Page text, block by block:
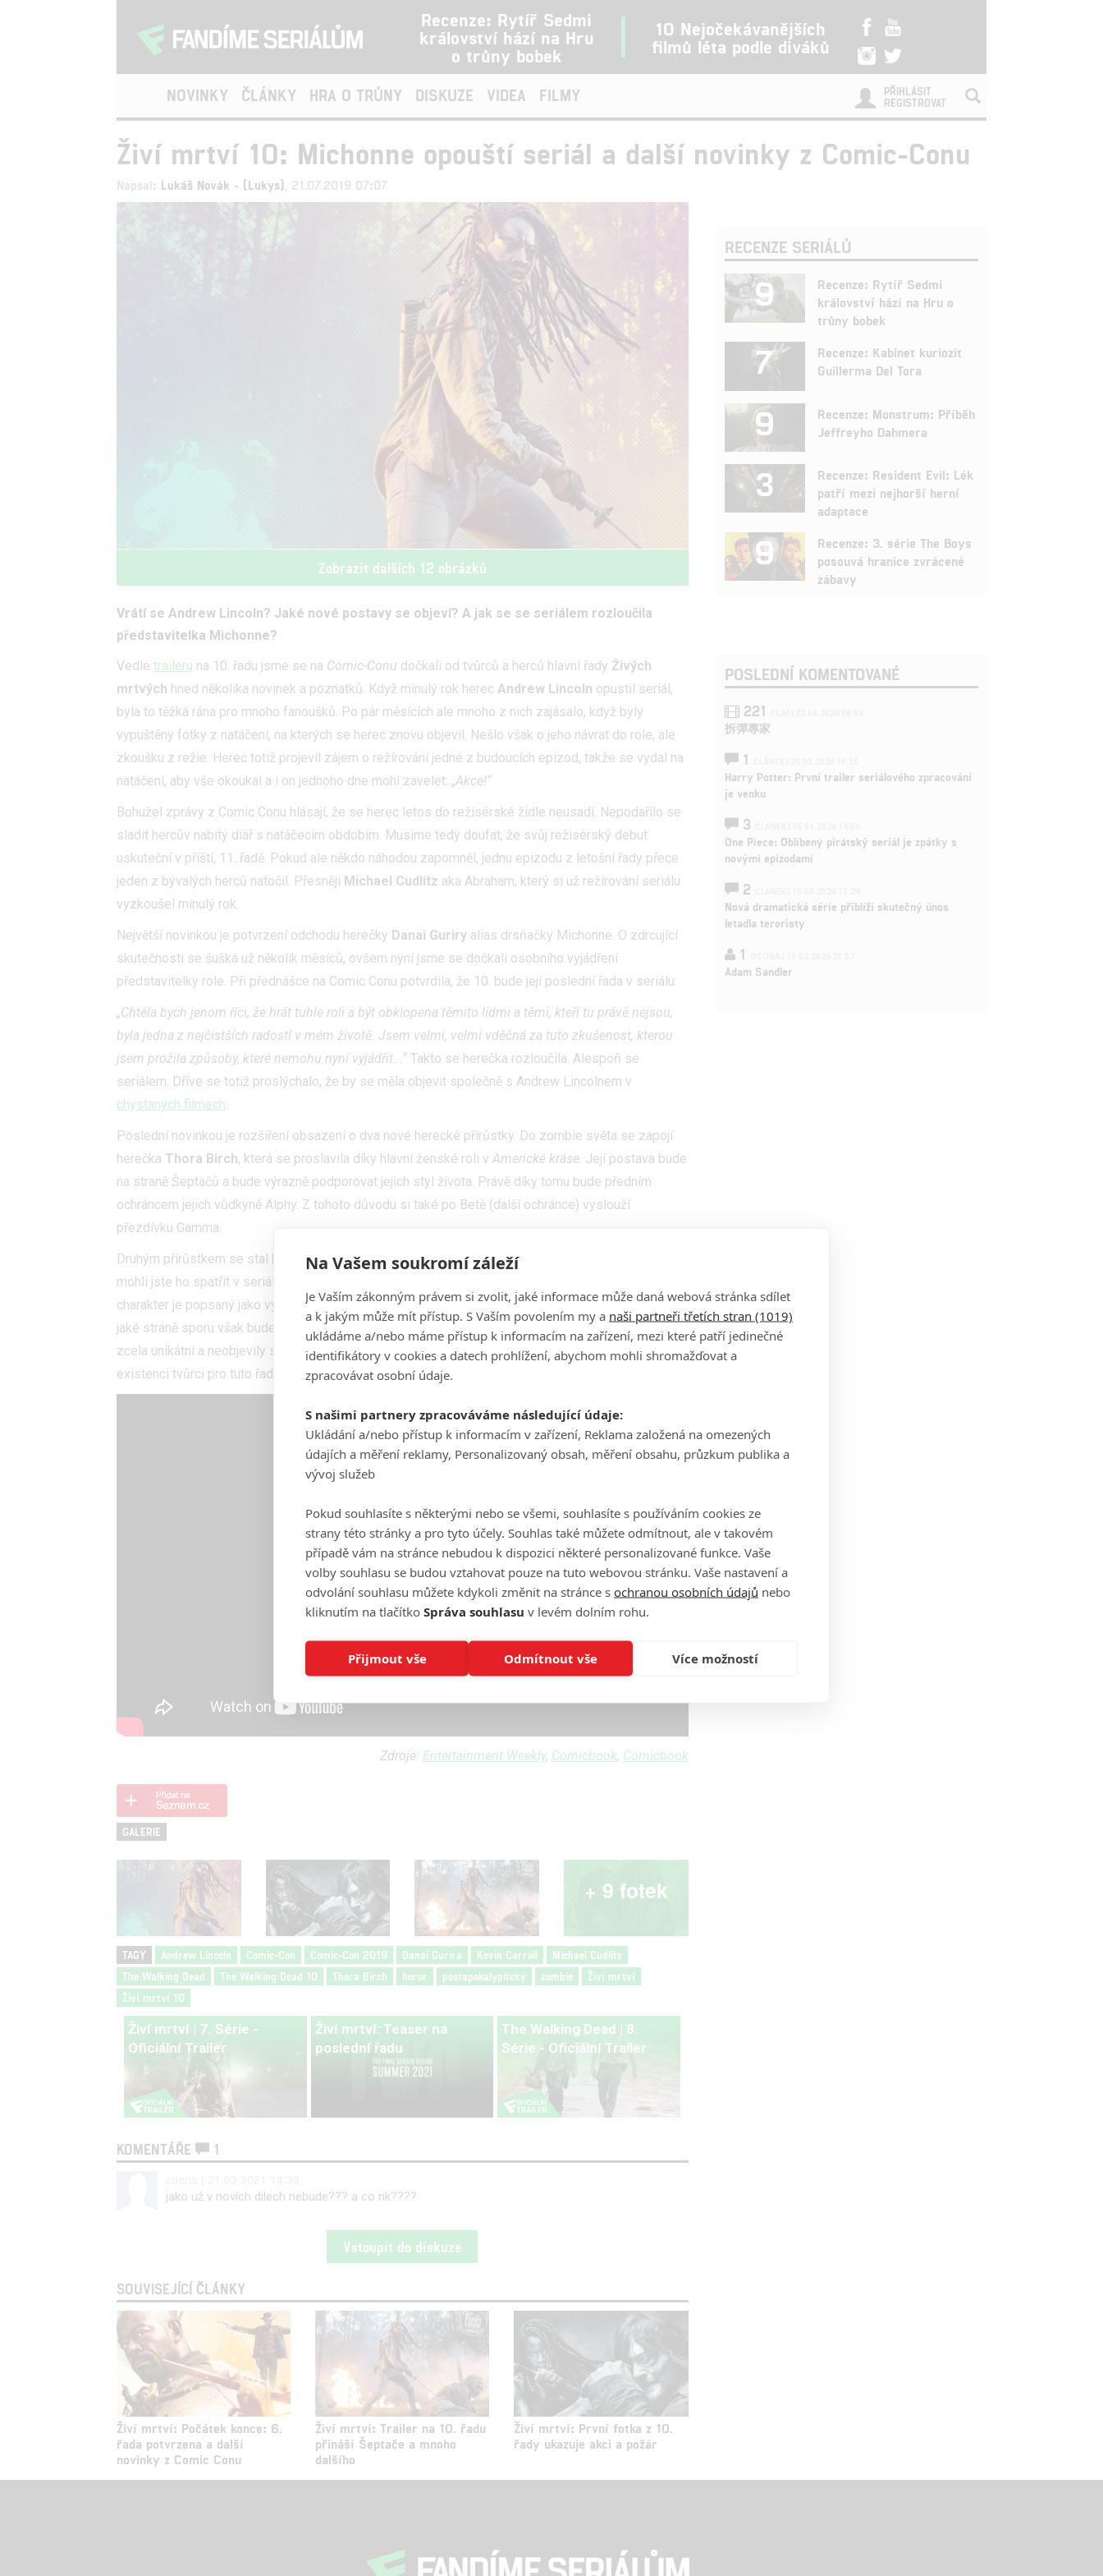
Recenze: Rytíř Sedmi
království hází na Hru
o trůny bobek
10 Nejočekávanějších
filmů léta podle diváků
NOVINKY ČLÁNKY HRA O TRŮNY DISKUZE VIDEA FILMY
PŘIHLÁSIT
REGISTROVAT
Živí mrtví 10: Michonne opouští seriál a další novinky z Comic-Conu
Napsal: Lukáš Novák - (Lukys) , 21.07.2019 07:07
Zobrazit dalších 12 obrázků
Vrátí se Andrew Lincoln? Jaké nové postavy se objeví? A jak se se seriálem rozloučila
představitelka Michonne?
Vedle traileru na 10. řadu jsme se na Comic-Conu dočkali od tvůrců a herců hlavní řady Živých
mrtvých hned několika novinek a poznatků. Když minulý rok herec Andrew Lincoln opustil seriál,
byla to těžká rána pro mnoho fanoušků. Po pár měsících ale mnoho z nich zajásalo, když byly
vypuštěny fotky z natáčení, na kterých se herec znovu objevil. Nešlo však o jeho návrat do role, ale
zkoušku z režie. Herec totiž projevil zájem o režírování jedné z budoucích epizod, takže se vydal na
natáčení, aby vše okoukal a i on jednoho dne mohl zavelet: „Akce!“
Bohužel zprávy z Comic Conu hlásají, že se herec letos do režisérské židle neusadí. Nepodařilo se
sladit hercův nabitý diář s natáčecím obdobím. Musíme tedy doufat, že svůj režisérský debut
uskuteční v příští, 11. řadě. Pokud ale někdo náhodou zapomněl, jednu epizodu z letošní řady přece
jeden z bývalých herců natočil. Přesněji Michael Cudlitz aka Abraham, který si už režírování seriálu
vyzkoušel minulý rok.
Největší novinkou je potvrzení odchodu herečky Danai Guriry alias drsňačky Michonne. O zdrcující
skutečnosti se šušká už několik měsíců, ovšem nyní jsme se dočkali osobního vyjádření
představitelky role. Při přednášce na Comic Conu potvrdila, že 10. bude její poslední řada v seriálu:
„Chtěla bych jenom říci, že hrát tuhle roli a být obklopena těmito lidmi a těmi, kteří tu právě nejsou,
byla jedna z nejčistších radostí v mém životě. Jsem velmi, velmi vděčná za tuto zkušenost, kterou
jsem prožila způsoby, které nemohu nyní vyjádřit...“ Takto se herečka rozloučila. Alespoň se
seriálem. Dříve se totiž proslýchalo, že by se měla objevit společně s Andrew Lincolnem v
chystaných filmech.
Poslední novinkou je rozšíření obsazení o dva nové herecké přírůstky. Do zombie světa se zapojí
herečka Thora Birch, která se proslavila díky hlavní ženské roli v Americké kráse. Její postava bude
na straně Šeptačů a bude výrazně podporovat jejich styl života. Právě díky tomu bude předním
ochráncem jejich vůdkyně Alphy. Z tohoto důvodu si také po Betě (další ochránce) vyslouží
přezdívku Gamma.
Druhým přírůstkem se stal herecKevin Carroll . Ten už se tolik nabitou kariérou pyšnit nemůže, ale
mohli jste ho spatřit v seriálech
charakter je popsaný jako vynalézavý přeživší apokalypsy, který se zoufale snaží vrátit domů. Na
jaké straně sporu však bude stát, to nevíme. Můžeme ale potvrdit, že obě popsané postavy jsou
zcela unikátní a neobjevily se v komiksové předloze. Bude tedy zajímavé sledovat, proč si jejich
existenci tvůrci pro tuto řadu vymysleli.
Zdroje: Entertainment Weekly, Comicbook, Comicbook
GALERIE
+ 9 fotek
TAGY Andrew Lincoln Comic-Con Comic-Con 2019 Danai Gurira Kevin Carroll
Michael Cudlitz
The Walking Dead
The Walking Dead 10 Thora Birch horor postapokalypitcký zombie
Živí mrtví
Živí mrtví 10
Živí mrtví | 7. Série -
Oficiální Trailer
Živí mrtví: Teaser na
poslední řadu
The Walking Dead | 8.
Série - Oficiální Trailer
KOMENTÁŘE
1
jako už v novích dilech nebude??? a co rik????
Vstoupit do diskuze
SOUVISEJÍCÍ ČLÁNKY
Živí mrtví: Počátek konce: 6.
řada potvrzena a další
novinky z Comic Conu
Živí mrtví: Trailer na 10. řadu
přináší Šeptače a mnoho
dalšího
Živí mrtví: První fotka z 10.
řady ukazuje akci a požár
RECENZE SERIÁLŮ
9
Recenze: Rytíř Sedmi
království hází na Hru o
trůny bobek
7
Recenze: Kabinet kuriozit
Guillerma Del Tora
9
Recenze: Monstrum: Příběh
Jeffreyho Dahmera
3
Recenze: Resident Evil: Lék
patří mezi nejhorší herní
adaptace
9
Recenze: 3. série The Boys
posouvá hranice zvrácené
zábavy
POSLEDNÍ KOMENTOVANÉ
221
拆彈專家
1
Harry Potter: První trailer seriálového zpracování
je venku
3
One Piece: Oblíbený pirátský seriál je zpátky s
novými epizodami
2
Nová dramatická série přiblíží skutečný únos
letadla teroristy
1
Adam Sandler
Na Vašem soukromí záleží
Je Vaším zákonným právem si zvolit, jaké informace může daná webová stránka sdílet
a k jakým může mít přístup. S Vaším povolením my a naši partneři třetích stran (1019)
ukládáme a/nebo máme přístup k informacím na zařízení, mezi které patří jedinečné
identifikátory v cookies a datech prohlížení, abychom mohli shromažďovat a
zpracovávat osobní údaje.
S našimi partnery zpracováváme následující údaje:
Ukládání a/nebo přístup k informacím v zařízení, Reklama založená na omezených
údajích a měření reklamy, Personalizovaný obsah, měření obsahu, průzkum publika a
vývoj služeb
Pokud souhlasíte s některými nebo se všemi, souhlasíte s používáním cookies ze
strany této stránky a pro tyto účely. Souhlas také můžete odmítnout, ale v takovém
případě vám na stránce nebudou k dispozici některé personalizované funkce. Vaše
volby souhlasu se budou vztahovat pouze na tuto webovou stránku. Vaše nastavení a
odvolání souhlasu můžete kdykoli změnit na stránce s ochranou osobních údajů nebo
kliknutím na tlačítko Správa souhlasu v levém dolním rohu.
Přijmout vše Odmítnout vše Více možností